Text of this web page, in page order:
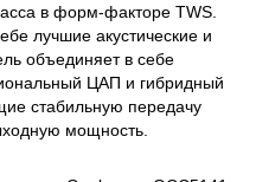
в форм-факторе TWS.
лучшие акустические и
объединяет в себе
ЦАП и гибридный
стабильную передачу
мощность.